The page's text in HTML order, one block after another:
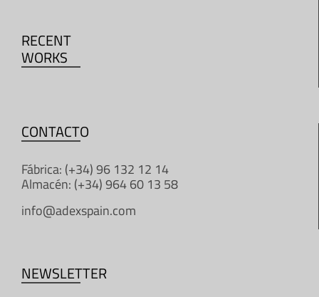
RECENT
WORKS
CONTACTO
Fábrica: (+34) 96 132 12 14
Almacén: (+34) 964 60 13 58
info@adexspain.com
NEWSLETTER